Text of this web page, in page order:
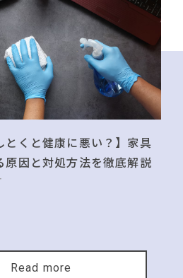
とくと健康に悪い？】家具
原因と対処方法を徹底解説
Read more